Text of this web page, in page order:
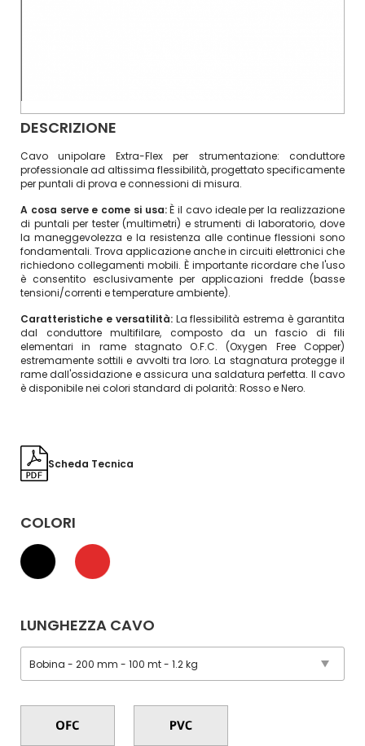
DESCRIZIONE
Cavo unipolare Extra-Flex per strumentazione: conduttore
professionale ad altissima flessibilità, progettato specificamente
per puntali di prova e connessioni di misura.
A cosa serve e come si usa:È il cavo ideale per la realizzazione
di puntali per tester (multimetri) e strumenti di laboratorio, dove
la maneggevolezza e la resistenza alle continue flessioni sono
fondamentali. Trova applicazione anche in circuiti elettronici che
richiedono collegamenti mobili. È importante ricordare che l'uso
è consentito esclusivamente per applicazioni fredde (basse
tensioni/correnti e temperature ambiente).
Caratteristiche e versatilità:La flessibilità estrema è garantita
dal conduttore multifilare, composto da un fascio di fili
elementari in rame stagnato O.F.C. (Oxygen Free Copper)
estremamente sottili e avvolti tra loro. La stagnatura protegge il
rame dall'ossidazione e assicura una saldatura perfetta. Il cavo
è disponibile nei colori standard di polarità: Rosso e Nero.
Scheda Tecnica
COLORI
LUNGHEZZA CAVO